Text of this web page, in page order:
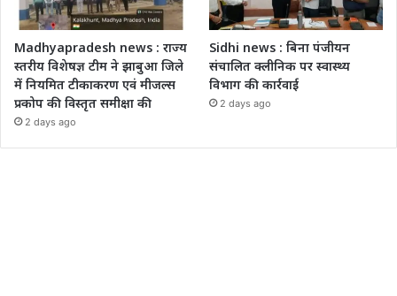
Madhyapradesh news : राज्य
स्तरीय विशेषज्ञ टीम ने झाबुआ जिले
में नियमित टीकाकरण एवं मीजल्स
प्रकोप की विस्तृत समीक्षा की
2 days ago
Sidhi news : बिना पंजीयन
संचालित क्लीनिक पर स्वास्थ्य
विभाग की कार्रवाई
2 days ago